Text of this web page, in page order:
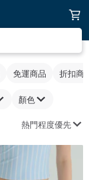
免運商品 折扣商
顏色
熱門程度優先